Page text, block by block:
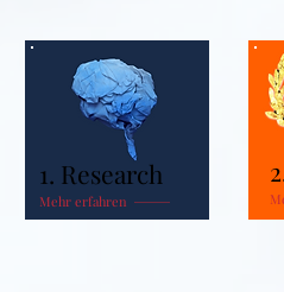
1. Research
Mehr erfahren